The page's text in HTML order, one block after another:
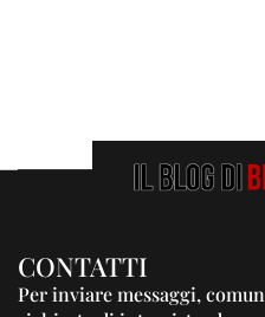
CONTATTI
Per inviare messaggi,